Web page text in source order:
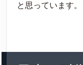
と思っています。